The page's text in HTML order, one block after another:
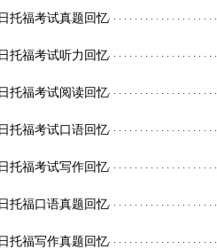
托福考试真题回忆
托福考试听力回忆
托福考试阅读回忆
托福考试口语回忆
托福考试写作回忆
托福口语真题回忆
托福写作真题回忆